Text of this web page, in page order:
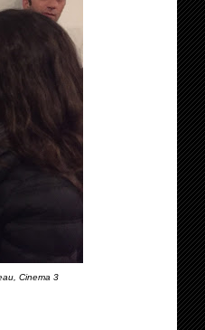
Cinema 3